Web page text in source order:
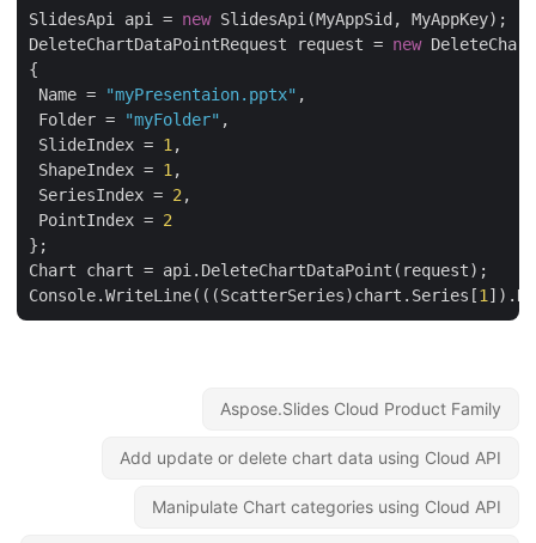
SlidesApi api = new SlidesApi(MyAppSid, MyAppKey);
DeleteChartDataPointRequest request = new
Name = "myPresentaion.pptx"
Folder = "myFolder"
SlideIndex = 1
ShapeIndex = 1
SeriesIndex = 2
PointIndex =
};
Chart chart = api.DeleteChartDataPoint(request);
Console.WriteLine(((ScatterSeries)chart.Series[ 1
Aspose.Slides Cloud Product Family
Add update or delete chart data using Cloud API
Manipulate Chart categories using Cloud API